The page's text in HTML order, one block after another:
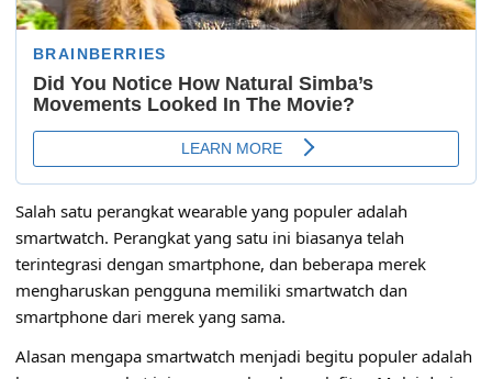
Salah satu perangkat wearable yang populer adalah
smartwatch. Perangkat yang satu ini biasanya telah
terintegrasi dengan smartphone, dan beberapa merek
mengharuskan pengguna memiliki smartwatch dan
smartphone dari merek yang sama.
Alasan mengapa smartwatch menjadi begitu populer adalah